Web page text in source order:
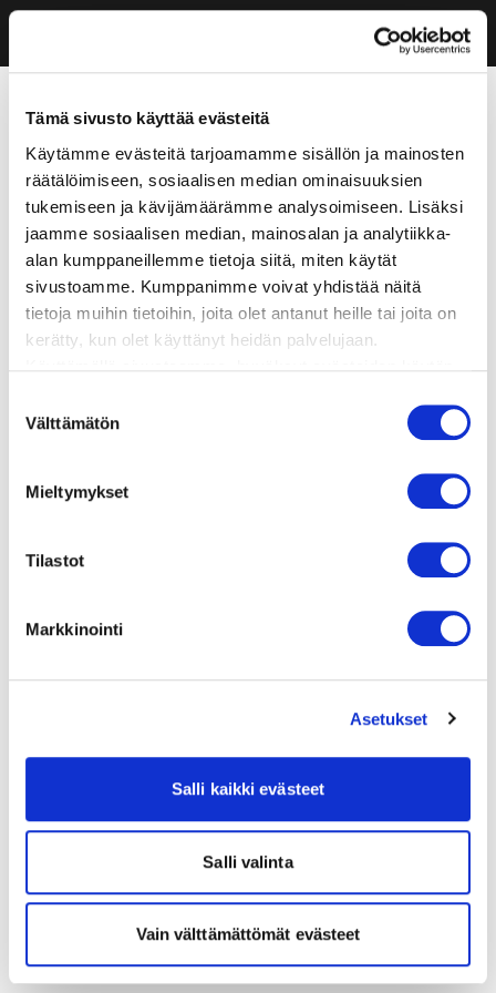
Tämä sivusto käyttää evästeitä
Käytämme evästeitä tarjoamamme sisällön ja mainosten
räätälöimiseen, sosiaalisen median ominaisuuksien
tukemiseen ja kävijämäärämme analysoimiseen. Lisäksi
jaamme sosiaalisen median, mainosalan ja analytiikka-
alan kumppaneillemme tietoja siitä, miten käytät
sivustoamme. Kumppanimme voivat yhdistää näitä
tietoja muihin tietoihin, joita olet antanut heille tai joita on
kerätty, kun olet käyttänyt heidän palvelujaan.
valinta
Välttämätön
Mieltymykset
Tilastot
Markkinointi
Asetukset
Salli kaikki evästeet
Salli valinta
Vain välttämättömät evästeet